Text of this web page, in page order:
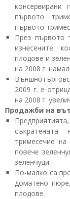
първото
първото
През първото
изнесените
плодове и
на 2008 г.
2009 г. е
на 2008 г.
Продажби на
тримесечие
повече
зеленчуци.
По-малко са
доматено
плодове.